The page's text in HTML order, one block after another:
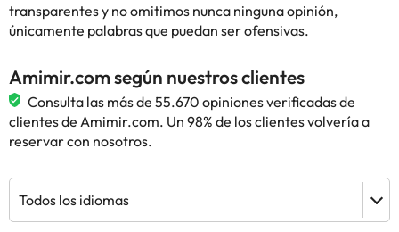
transparentes y no omitimos nunca ninguna opinión,
únicamente palabras que puedan ser ofensivas.
Amimir.com según nuestros clientes
Consulta las más de 55.670 opiniones verificadas de
clientes de Amimir.com. Un 98% de los clientes volvería a
reservar con nosotros.